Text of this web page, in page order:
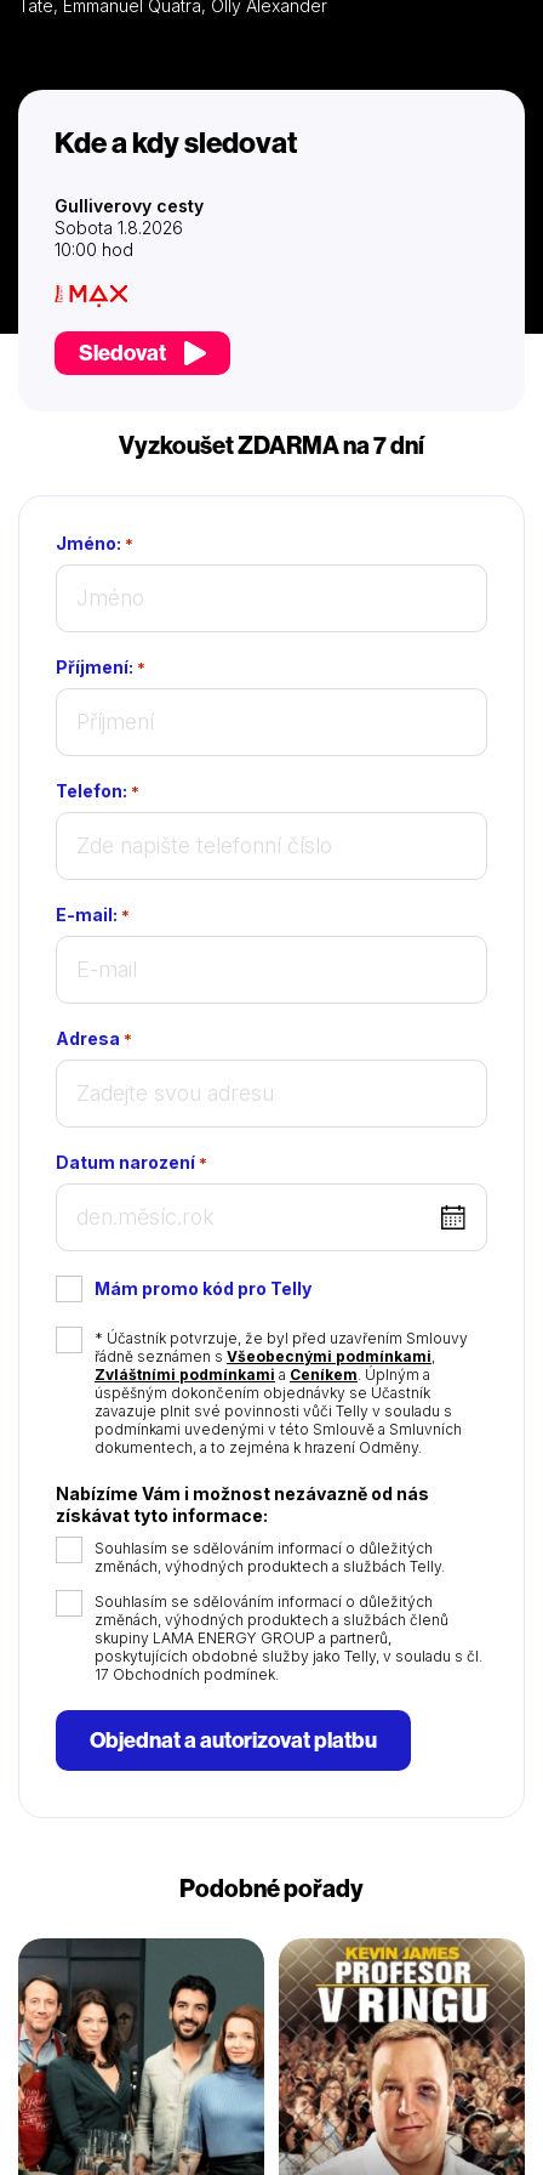
Tate, Emmanuel Quatra, Olly Alexander
Kde a kdy sledovat
Gulliverovy cesty
Sobota 1.8.2026
10:00 hod
Sledovat
Vyzkoušet ZDARMA na 7 dní
Jméno: *
Příjmení: *
Telefon: *
E-mail: *
Adresa *
Datum narození *
DD
dot
MM
dot
YYYY
Mám promo kód pro Telly
* Účastník potvrzuje, že byl před uzavřením Smlouvy
řádně seznámen s Všeobecnými podmínkami,
Zvláštními podmínkami a Ceníkem. Úplným a
úspěšným dokončením objednávky se Účastník
zavazuje plnit své povinnosti vůči Telly v souladu s
podmínkami uvedenými v této Smlouvě a Smluvních
dokumentech, a to zejména k hrazení Odměny.
Nabízíme Vám i možnost nezávazně od nás
získávat tyto informace:
Souhlasím se sdělováním informací o důležitých
změnách, výhodných produktech a službách Telly.
Souhlasím se sdělováním informací o důležitých
změnách, výhodných produktech a službách členů
skupiny LAMA ENERGY GROUP a partnerů,
poskytujících obdobné služby jako Telly, v souladu s čl.
17 Obchodních podmínek.
Objednat a autorizovat platbu
Podobné pořady